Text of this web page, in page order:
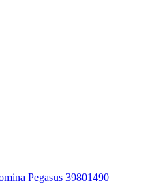
Pegasus 39801490